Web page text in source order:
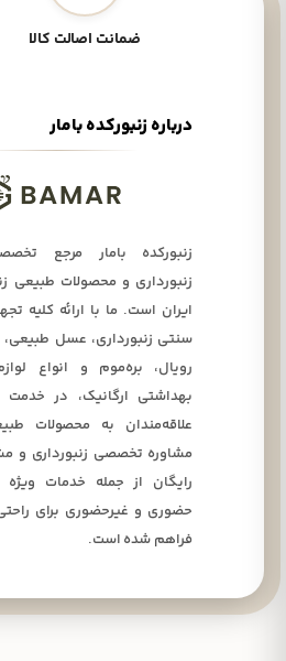
ضمانت اصالت کالا
درباره زنبورکده بامار
زنبورکده بامار مرجع
زنبورداری و محصولات طبیعی
ایران است. ما با ارائه کلیه
سنتی زنبورداری، عسل
رویال، بره‌موم و انواع
بهداشتی ارگانیک، در خدمت
علاقه‌مندان به محصولات
مشاوره تخصصی زنبورداری و
رایگان از جمله خدمات
حضوری و غیرحضوری برای
فراهم شده است.